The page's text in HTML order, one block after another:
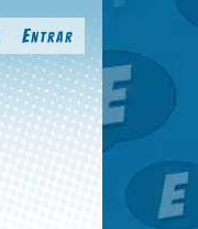
Entrar